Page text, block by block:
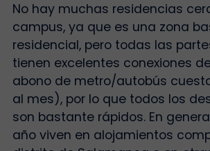
No hay muchas residencias
campus, ya que es una zona
residencial, pero todas las
tienen excelentes conexiones
abono de metro/autobús
al mes), por lo que todos los
son bastante rápidos. En
año viven en alojamientos